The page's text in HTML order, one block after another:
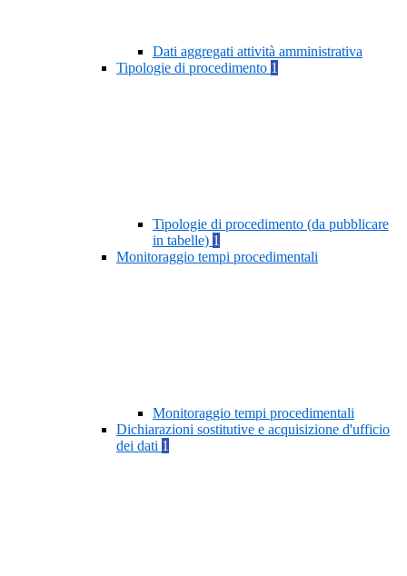
Dati aggregati attività amministrativa
Tipologie di procedimento 1
Tipologie di procedimento (da pubblicare
in tabelle) 1
Monitoraggio tempi procedimentali
Monitoraggio tempi procedimentali
Dichiarazioni sostitutive e acquisizione d'ufficio
dei dati 1